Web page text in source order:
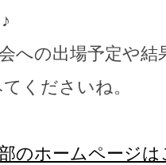
への出場予定や
くださいね。
のホームページ